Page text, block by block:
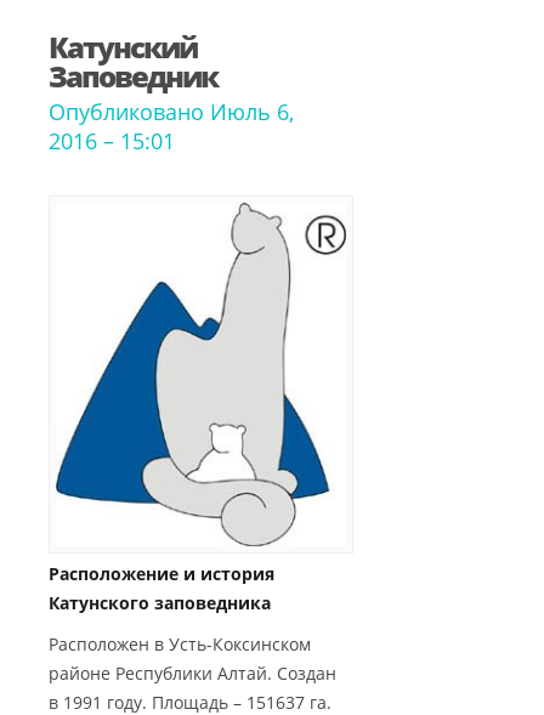
Катунский
Заповедник
Опубликовано Июль 6,
2016 – 15:01
Расположение и история
Катунского заповедника
Расположен в Усть-Коксинском
районе Республики Алтай. Создан
в 1991 году. Площадь – 151637 га.